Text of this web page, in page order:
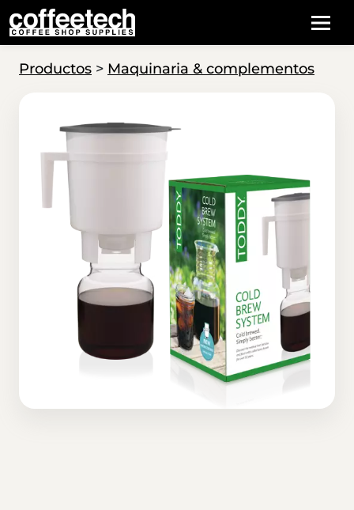
Productos > Maquinaria & complementos